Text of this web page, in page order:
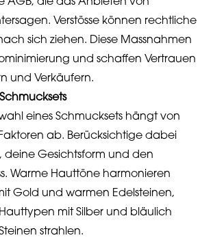
Verstösse können rechtliche
sich ziehen. Diese Massnahmen
und schaffen Vertrauen
und Verkäufern.
eines Schmucksets hängt von
ab. Berücksichtige dabei
deine Gesichtsform und den
Warme Hauttöne harmonieren
Gold und warmen Edelsteinen,
mit Silber und bläulich
strahlen.